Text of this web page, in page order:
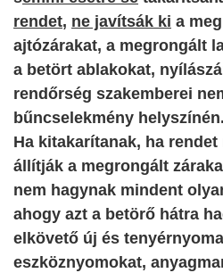
rendet, ne javítsák ki a
ajtózárakat, a megrongált
a betört ablakokat,
rendőrség szakemberei
bűncselekmény helyszínén.
Ha kitakarítanak, ha
állítják a megrongált
nem hagynak mindent
ahogy azt a betörő hátra
elkövető új és
eszköznyomokat,